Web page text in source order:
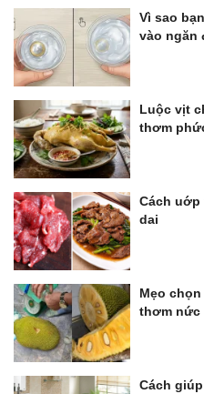
Vì sao
vào ngăn
Luộc vịt
thơm
Cách uớp
dai
Mẹo
thơm nức
Cách